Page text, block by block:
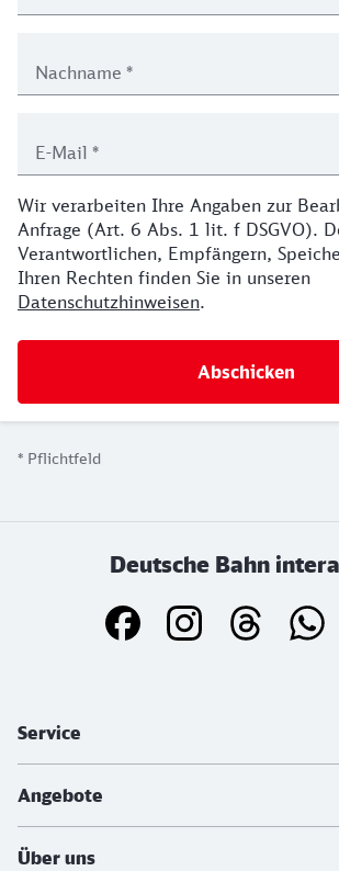
Nachname *
E-Mail *
Wir verarbeiten Ihre Angaben zur
Anfrage (Art. 6 Abs. 1 lit. f DSGVO).
Verantwortlichen, Empfängern,
Ihren Rechten finden Sie in unseren
Datenschutzhinweisen.
* Pflichtfeld
Deutsche Bahn
Service
Angebote
Über uns